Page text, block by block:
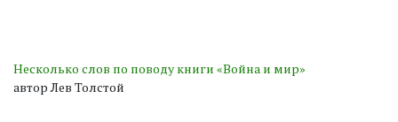
Несколько слов по поводу книги «Война и мир»
автор Лев Толстой